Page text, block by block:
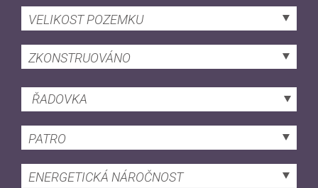
VELIKOST POZEMKU
ZKONSTRUOVÁNO
ŘADOVKA
PATRO
ENERGETICKÁ NÁROČNOST